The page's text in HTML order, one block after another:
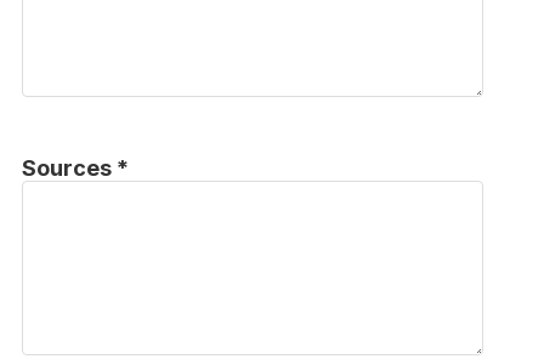
Sources *